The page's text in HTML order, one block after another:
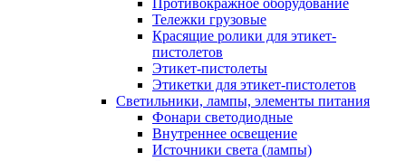
Противокражное оборудование
Тележки грузовые
Красящие ролики для этикет-
пистолетов
Этикет-пистолеты
Этикетки для этикет-пистолетов
Светильники, лампы, элементы питания
Фонари светодиодные
Внутреннее освещение
Источники света (лампы)